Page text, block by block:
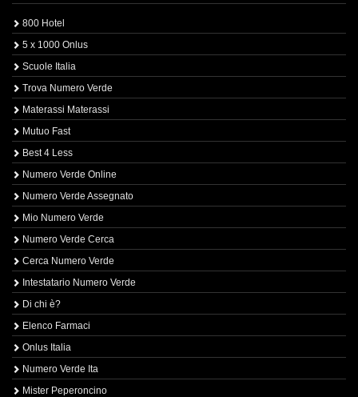
800 Hotel
5 x 1000 Onlus
Scuole Italia
Trova Numero Verde
Materassi Materassi
Mutuo Fast
Best 4 Less
Numero Verde Online
Numero Verde Assegnato
Mio Numero Verde
Numero Verde Cerca
Cerca Numero Verde
Intestatario Numero Verde
Di chi è?
Elenco Farmaci
Onlus Italia
Numero Verde Ita
Mister Peperoncino